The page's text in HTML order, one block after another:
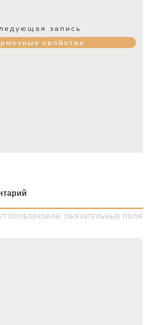
запись
запись:
свойства
ОПУБЛИКОВАН. ОБЯЗАТЕЛЬНЫЕ ПОЛЯ